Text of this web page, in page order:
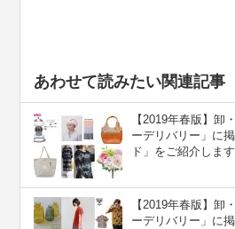
あわせて読みたい関連記事
【2019年春版】卸
ーデリバリー」に
ド」をご紹介します
【2019年春版】卸
ーデリバリー」に